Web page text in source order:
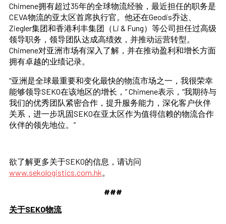
Chimene拥有超过35年的全球物流经验，最近担任的职务是
CEVA物流的亚太区首席执行官。他还在Geodis乔达、
Ziegler集团和香港利丰集团（Li & Fung）等公司担任过高级
领导职务，领导团队达成高绩效，并推动运营转型。
Chimene对亚洲市场有深入了解，并在推动盈利和增长方面
拥有卓越的业绩记录。
“亚洲是全球最重要和变化最快的物流市场之一，我很荣幸
能够领导SEKO在该地区的增长，” Chimene表示，“我期待与
我们的优秀团队紧密合作，提升服务能力，深化客户伙伴
关系，进一步巩固SEKO在亚太区作为值得信赖的物流合作
伙伴的领先地位。”
欲了解更多关于SEKO的信息，请访问
www.sekologistics.com.hk
###
关于SEKO物流